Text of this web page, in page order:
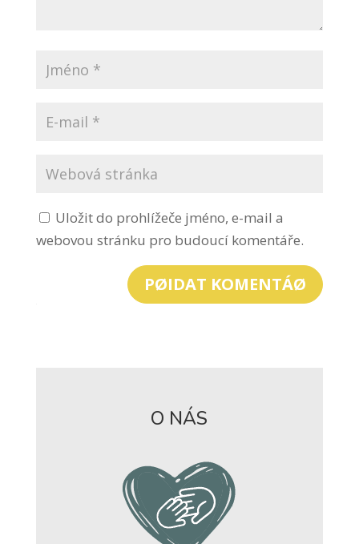
Uložit do prohlížeče jméno, e-mail a
webovou stránku pro budoucí komentáře.
PØIDAT KOMENTÁØ
O NÁS